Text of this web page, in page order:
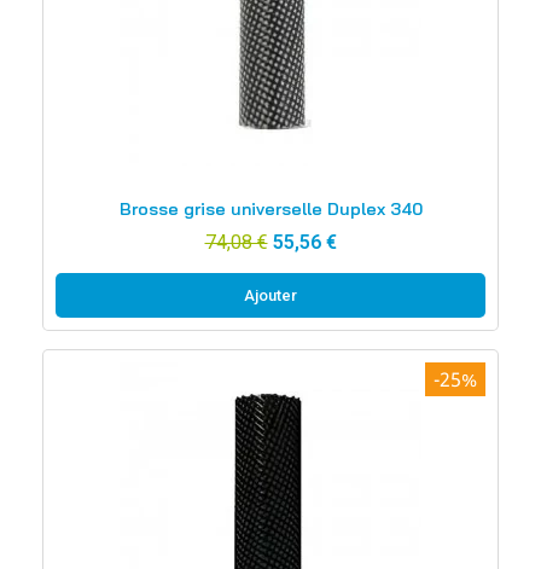
Brosse grise universelle Duplex 340
74,08 € 55,56 €
Ajouter
-25%